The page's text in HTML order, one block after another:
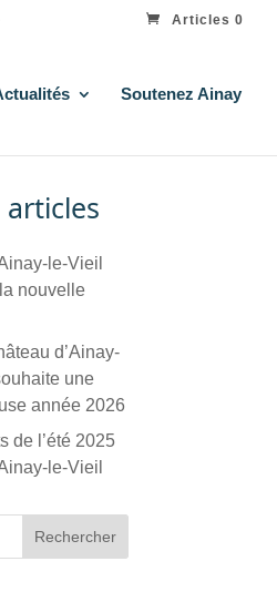
Articles 0
Soutenez Ainay
le-Vieil
nouvelle
d’Ainay-
une
année 2026
de l’été 2025
le-Vieil